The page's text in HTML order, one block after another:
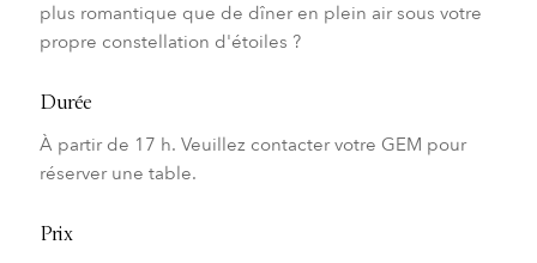
plus romantique que de dîner en plein air sous votre
propre constellation d'étoiles ?
Durée
À partir de 17 h. Veuillez contacter votre GEM pour
réserver une table.
Prix